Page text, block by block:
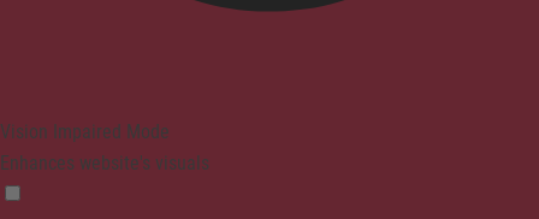
Vision Impaired Mode
Enhances website's visuals